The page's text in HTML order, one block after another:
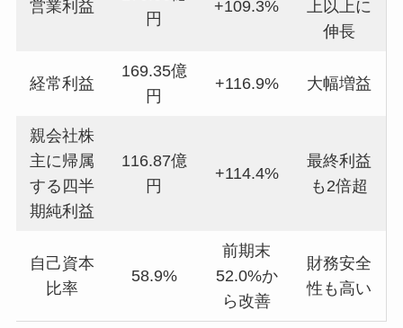
営業利益
円
+109.3%
上以上に
伸長
経常利益
169.35億
円
+116.9% 大幅増益
親会社株
主に帰属
する四半
期純利益
116.87億
円
+114.4%
最終利益
も2倍超
自己資本
比率
58.9%
前期末
52.0%か
ら改善
財務安全
性も高い